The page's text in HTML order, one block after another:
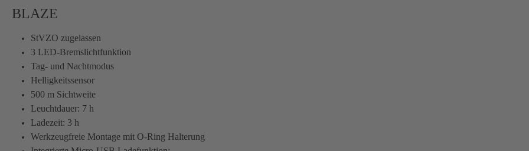
BLAZE
StVZO zugelassen
3 LED-Bremslichtfunktion
Tag- und Nachtmodus
Helligkeitssensor
500 m Sichtweite
Leuchtdauer: 7 h
Ladezeit: 3 h
Werkzeugfreie Montage mit O-Ring Halterung